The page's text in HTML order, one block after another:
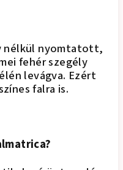
nélkül nyomtatott,
fehér szegély
levágva. Ezért
falra is.